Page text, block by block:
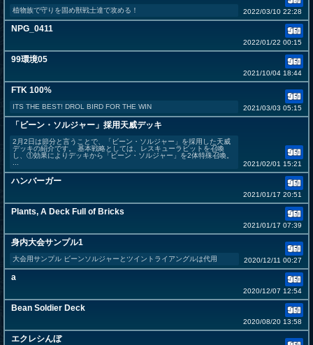
植物族で守りを固め獣戦士達で攻める！ 2022/03/10 22:28
NPG_0411
2022/01/22 00:15
99環境05
2021/10/04 18:44
FTK 100%
ITS THE BEST! DROL BIRD FOR THE WIN 2021/03/03 05:15
「ビーン・ソルジャー」採用天威デッキ
2月2日は節分と言うことで、「ビーン・ソルジャー」を採用した天威
デッキの紹介です。 基本戦略としては、レスキューラビットを召喚
し、①効果によりデッキから「ビーン・ソルジャー」を2体特殊召喚。
...
2021/02/01 15:21
ハンバーガー
2021/01/17 20:51
Plants, A Deck Full of Bricks
2021/01/17 07:39
身内大会サンプル1
大会用サンプル ビーンソルジャーとツイントライアングルは代用 2020/12/11 00:27
a
2020/12/07 12:54
Bean Soldier Deck
2020/08/20 13:58
エクレシんぼ